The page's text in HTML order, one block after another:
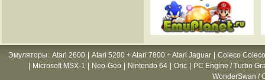
Эмуляторы : Atari 2600 Atari 5200 + Atari 7800 + Atari Jaguar
Coleco
Microsoft MSX-1 Neo-Geo Nintendo 64 Oric
PC Engine / Turbo
WonderSwan /